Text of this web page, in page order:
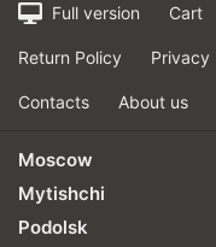
Full version Cart
Return Policy Privacy
Contacts About us
Moscow
Mytishchi
Podolsk